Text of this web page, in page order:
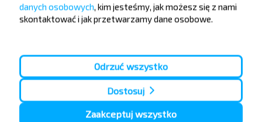
Zapisz się
danych osobowych, kim jesteśmy, jak możesz się z nami
skontaktować i jak przetwarzamy dane osobowe.
Odrzuć wszystko
Dostosuj
Zaakceptuj wszystko